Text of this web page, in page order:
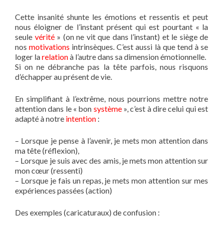
Cette insanité shunte les émotions et ressentis et peut
nous éloigner de l’instant présent qui est pourtant « la
seule vérité» (on ne vit que dans l’instant) et le siège de
nosmotivations intrinsèques. C’est aussi là que tend à se
loger larelationà l’autre dans sa dimension émotionnelle.
Si on ne débranche pas la tête parfois, nous risquons
d’échapper au présent de vie.
En simplifiant à l’extrême, nous pourrions mettre notre
attention dans le « bon système», c’est à dire celui qui est
adapté à notre intention :
– Lorsque je pense à l’avenir, je mets mon attention dans
ma tête (réflexion),
– Lorsque je suis avec des amis, je mets mon attention sur
mon cœur (ressenti)
– Lorsque je fais un repas, je mets mon attention sur mes
expériences passées (action)
Des exemples (caricaturaux) de confusion :